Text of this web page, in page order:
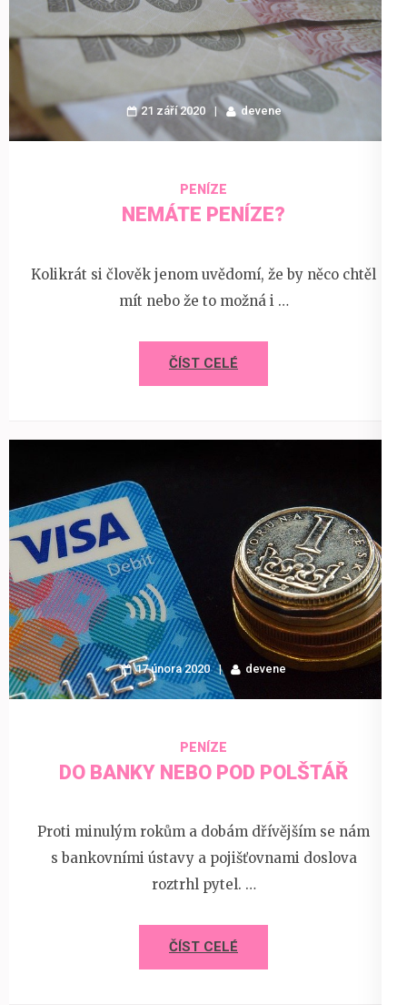
21 září 2020 devene
PENÍZE
NEMÁTE PENÍZE?
Kolikrát si člověk jenom uvědomí, že by něco chtěl
mít nebo že to možná i …
ČÍST CELÉ
17 února 2020 devene
PENÍZE
DO BANKY NEBO POD POLŠTÁŘ
Proti minulým rokům a dobám dřívějším se nám
s bankovními ústavy a pojišťovnami doslova
roztrhl pytel. …
ČÍST CELÉ